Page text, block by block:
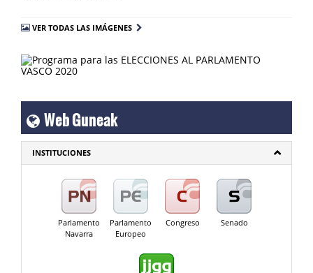
VER TODAS LAS IMÁGENES
Web Guneak
INSTITUCIONES
Parlamento
Navarra
Parlamento
Europeo
Congreso Senado